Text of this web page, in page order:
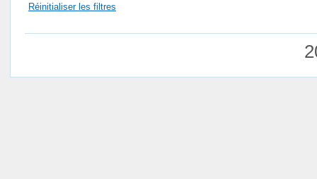
Réinitialiser les filtres